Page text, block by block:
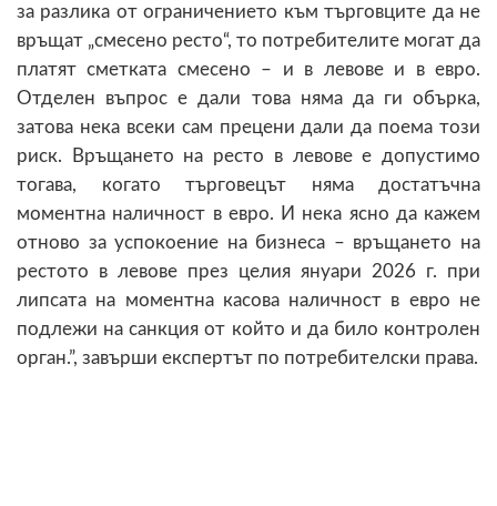
за разлика от ограничението към търговците да не
връщат „смесено ресто“, то потребителите могат да
платят сметката смесено – и в левове и в евро.
Отделен въпрос е дали това няма да ги обърка,
затова нека всеки сам прецени дали да поема този
риск. Връщането на ресто в левове е допустимо
тогава, когато търговецът няма достатъчна
моментна наличност в евро. И нека ясно да кажем
отново за успокоение на бизнеса – връщането на
рестото в левове през целия януари 2026 г. при
липсата на моментна касова наличност в евро не
подлежи на санкция от който и да било контролен
орган.”, завърши експертът по потребителски права.